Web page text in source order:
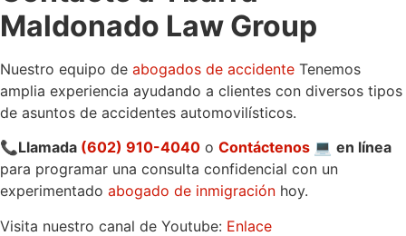
Maldonado Law Group
Nuestro equipo de abogados de accidente Tenemos
amplia experiencia ayudando a clientes con diversos tipos
de asuntos de accidentes automovilísticos.
📞Llamada (602) 910-4040 o Contáctenos 💻 en línea
para programar una consulta confidencial con un
experimentado abogado de inmigración hoy.
Visita nuestro canal de Youtube: Enlace